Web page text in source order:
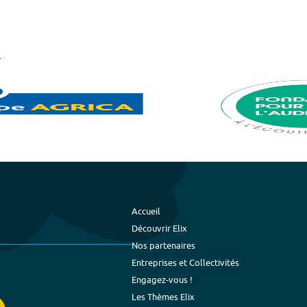
Accueil
Découvrir Elix
Nos partenaires
Entreprises et Collectivités
Engagez-vous !
Les Thèmes Elix